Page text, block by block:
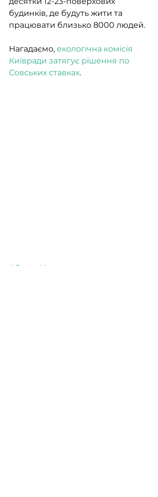
будинків, де будуть жити та
працювати близько 8000 людей.
Нагадаємо, екологічна комісія
Київради затягує рішення по
Совських ставках.
#ОленаУдалова